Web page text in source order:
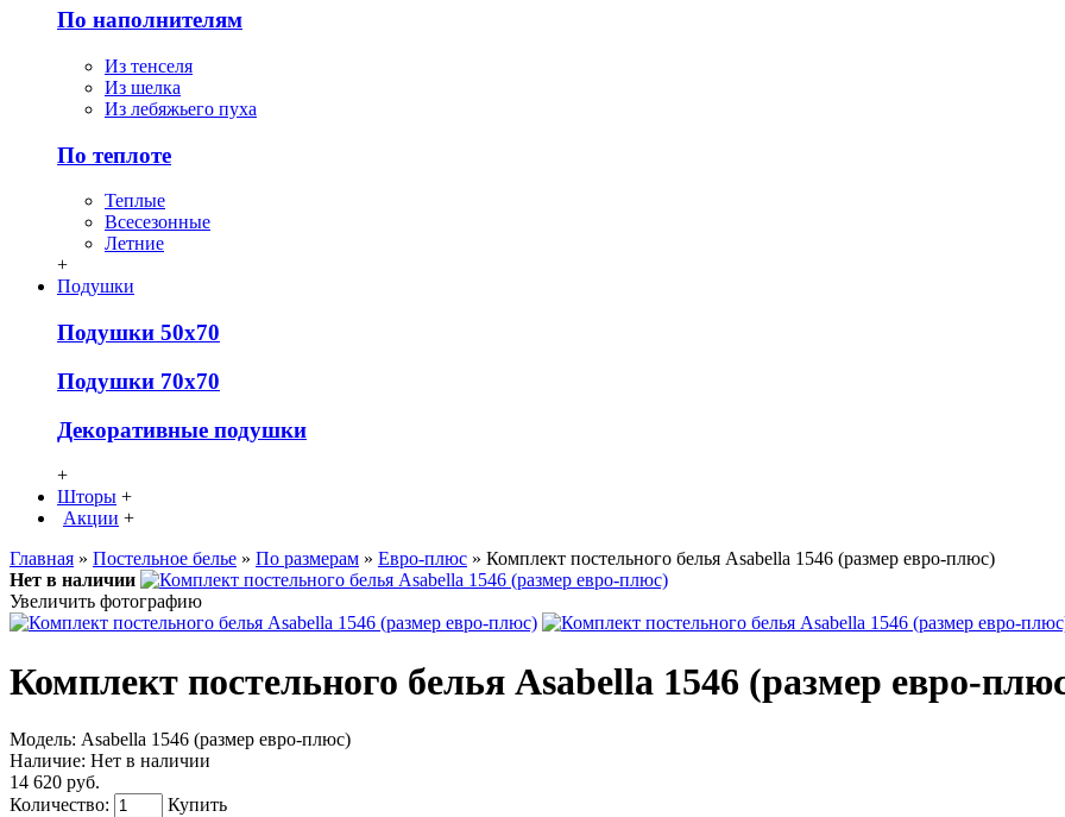
По наполнителям
Из тенселя
Из шелка
Из лебяжьего пуха
По теплоте
Теплые
Всесезонные
Летние
+
Подушки
Подушки 50х70
Подушки 70х70
Декоративные подушки
+
Шторы +
Акции +
Главная » Постельное белье » По размерам » Евро-плюс » Комплект постельного белья Asabella 1546 (размер евро-плюс)
Нет в наличии
Увеличить фотографию
Комплект постельного белья Asabella 1546 (размер евро-
Модель: Asabella 1546 (размер евро-плюс)
Наличие: Нет в наличии
14 620 руб.
Количество:
Купить